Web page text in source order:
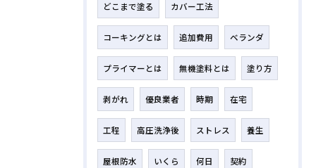
どこまで塗る カバー工法
コーキングとは 追加費用 ベランダ
プライマーとは 無機塗料とは 塗り方
剥がれ 優良業者 時期 在宅
工程 高圧洗浄後 ストレス 養生
屋根防水 いくら 何日 契約